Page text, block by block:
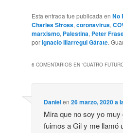
Esta entrada fue publicada en No
Charles Stross, coronavirus,
marxismo, Palestina, Peter
porIgnacio Illarregui Gárate.
6 COMENTARIOS EN “CUATRO
Danielen26 marzo, 2020 a
Mira que no soy yo
fuimos a Gil y me llamó